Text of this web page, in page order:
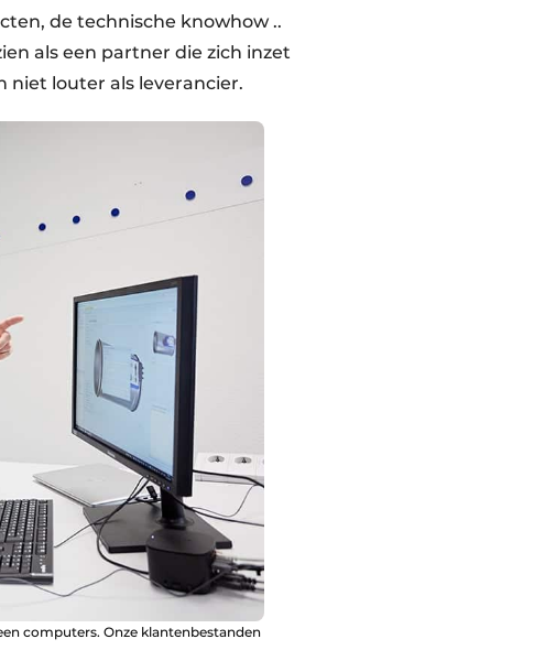
de technische knowhow ..
als een partner die zich inzet
niet louter als leverancier.
computers. Onze klantenbestanden